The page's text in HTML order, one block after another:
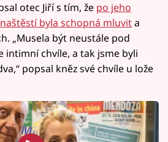
otec Jiří s tím, že po jeho
byla schopná mluvita
„Musela být neustále pod
intimní chvíle, a tak jsme byli
popsal kněz své chvíle u lože